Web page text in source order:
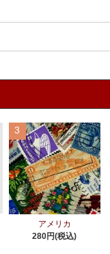
3
アメリカ
280円(税込)